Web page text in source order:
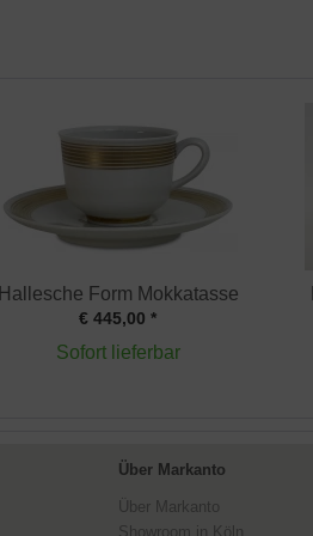
Hallesche Form Mokkatasse
€ 445,00 *
Sofort lieferbar
Über Markanto
Über Markanto
Showroom in Köln